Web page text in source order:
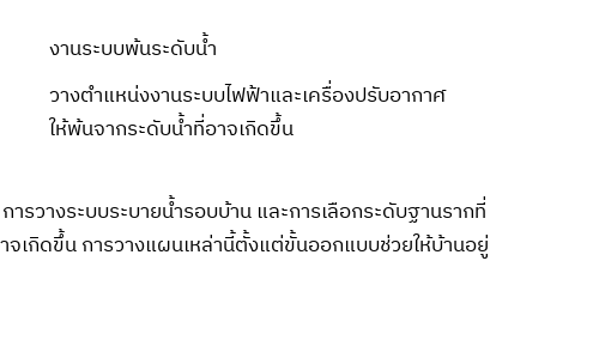
งานระบบพ้นระดับน้ำ
วางตำแหน่งงานระบบไฟฟ้าและเครื่องปรับอากาศ
ให้พ้นจากระดับน้ำที่อาจเกิดขึ้น
วางระบบระบายน้ำรอบบ้าน และการเลือกระดับฐานรากที่
เกิดขึ้น การวางแผนเหล่านี้ตั้งแต่ขั้นออกแบบช่วยให้บ้านอยู่